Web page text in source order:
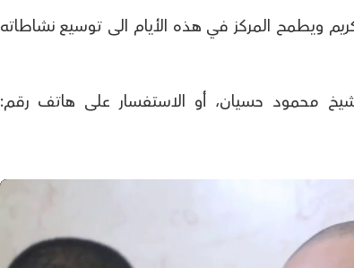
ويطمح المركز في هذه الأيام الى توسيع نشاطاته
محمود حسيان، أو الاستفسار على هاتف رقم: